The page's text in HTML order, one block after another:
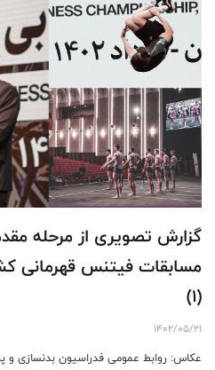
گزارش تصویری از مرحله
مسابقات فیتنس قهرمانی
(۱)
1402/05/21
عکاس: روابط عمومی فدراسیون بدنسازی و